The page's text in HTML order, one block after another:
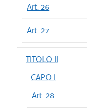
Art. 26
Art. 27
TITOLO II
CAPO I
Art. 28